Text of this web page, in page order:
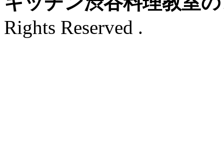
Rights Reserved .